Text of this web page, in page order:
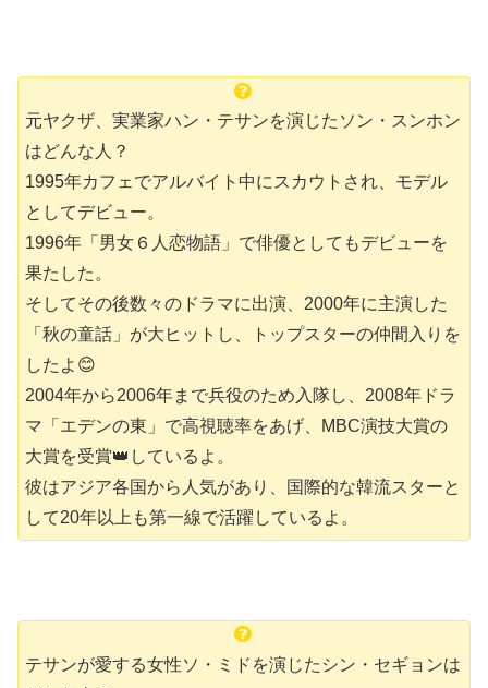
元ヤクザ、実業家ハン・テサンを演じたソン・スンホン
はどんな人？
1995年カフェでアルバイト中にスカウトされ、モデル
としてデビュー。
1996年「男女６人恋物語」で俳優としてもデビューを
果たした。
そしてその後数々のドラマに出演、2000年に主演した
「秋の童話」が大ヒットし、トップスターの仲間入りを
したよ😊
2004年から2006年まで兵役のため入隊し、2008年ドラ
マ「エデンの東」で高視聴率をあげ、MBC演技大賞の
大賞を受賞👑しているよ。
彼はアジア各国から人気があり、国際的な韓流スターと
して20年以上も第一線で活躍しているよ。
テサンが愛する女性ソ・ミドを演じたシン・セギョンは